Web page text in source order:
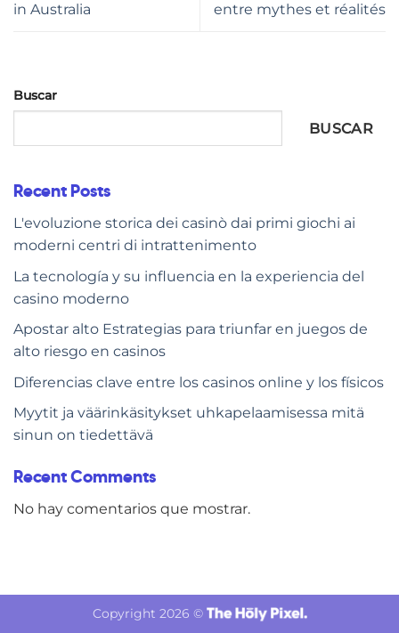
in Australia
entre mythes et réalités
Buscar
BUSCAR
Recent Posts
L'evoluzione storica dei casinò dai primi giochi ai
moderni centri di intrattenimento
La tecnología y su influencia en la experiencia del
casino moderno
Apostar alto Estrategias para triunfar en juegos de
alto riesgo en casinos
Diferencias clave entre los casinos online y los físicos
Myytit ja väärinkäsitykset uhkapelaamisessa mitä
sinun on tiedettävä
Recent Comments
No hay comentarios que mostrar.
Copyright 2026 ©